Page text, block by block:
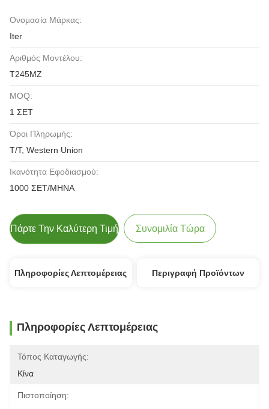
Ονομασία Μάρκας:
Iter
Αριθμός Μοντέλου:
T245MZ
MOQ:
1 ΣΕΤ
Όροι Πληρωμής:
T/T, Western Union
Ικανότητα Εφοδιασμού:
1000 ΣΕΤ/ΜΗΝΑ
Πάρτε Την Καλύτερη Τιμή Συνομιλία Τώρα
Πληροφορίες Λεπτομέρειας Περιγραφή Προϊόντων
Πληροφορίες Λεπτομέρειας
Τόπος Καταγωγής:
Κίνα
Πιστοποίηση: